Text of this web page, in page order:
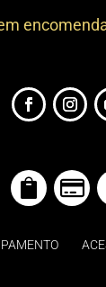
 